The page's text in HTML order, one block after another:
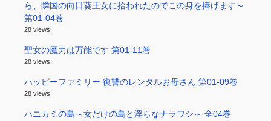
ら、隣国の向日葵王女に拾われたのでこの身を捧げます～
第01-04巻
28 views
聖女の魔力は万能です 第01-11巻
28 views
ハッピーファミリー 復讐のレンタルお母さん 第01-09巻
28 views
ハニカミの島～女だけの島と淫らなナラワシ～ 全04巻